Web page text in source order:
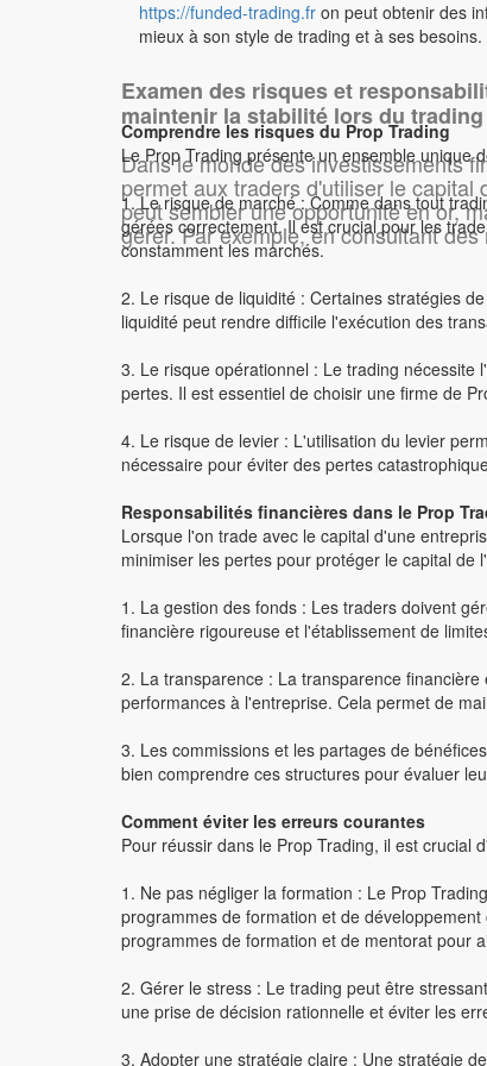
Examen des risques et
maintenir la stabilité lors du
Dans le monde des investissements
permet aux traders d'utiliser le
peut sembler une opportunité en or,
gérer. Par exemple, en consultant
https://funded-trading.fr on peut obtenir des
mieux à son style de trading et à ses besoins.
Comprendre les risques du Prop Trading
Le Prop Trading présente un ensemble unique
1. Le risque de marché : Comme dans tout
gérées correctement. Il est crucial pour les
constamment les marchés.
2. Le risque de liquidité : Certaines stratégies
liquidité peut rendre difficile l'exécution des
3. Le risque opérationnel : Le trading
pertes. Il est essentiel de choisir une firme de
4. Le risque de levier : L'utilisation du levier
nécessaire pour éviter des pertes
Responsabilités financières dans le Prop
Lorsque l'on trade avec le capital d'une
minimiser les pertes pour protéger le capital de
1. La gestion des fonds : Les traders doivent
financière rigoureuse et l'établissement de
2. La transparence : La transparence
performances à l'entreprise. Cela permet de
3. Les commissions et les partages de
bien comprendre ces structures pour évaluer
Comment éviter les erreurs courantes
Pour réussir dans le Prop Trading, il est crucial
1. Ne pas négliger la formation : Le Prop
programmes de formation et de
programmes de formation et de mentorat pour
2. Gérer le stress : Le trading peut être
une prise de décision rationnelle et éviter les
3. Adopter une stratégie claire : Une stratégie
Gérer les droits des pages
Cette action est réservée aux admins
Se connecter pour commenter.